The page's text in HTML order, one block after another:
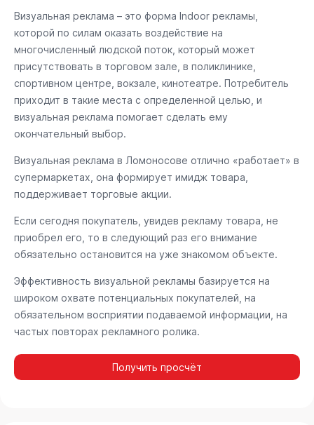
Визуальная реклама – это форма Indoor рекламы,
которой по силам оказать воздействие на
многочисленный людской поток, который может
присутствовать в торговом зале, в поликлинике,
спортивном центре, вокзале, кинотеатре. Потребитель
приходит в такие места с определенной целью, и
визуальная реклама помогает сделать ему
окончательный выбор.
Визуальная реклама в Ломоносове отлично «работает» в
супермаркетах, она формирует имидж товара,
поддерживает торговые акции.
Если сегодня покупатель, увидев рекламу товара, не
приобрел его, то в следующий раз его внимание
обязательно остановится на уже знакомом объекте.
Эффективность визуальной рекламы базируется на
широком охвате потенциальных покупателей, на
обязательном восприятии подаваемой информации, на
частых повторах рекламного ролика.
Получить просчёт